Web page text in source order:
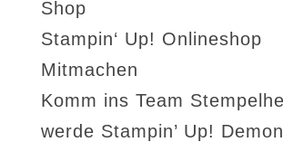
Shop
Stampin‘ Up! Onlineshop
Mitmachen
Komm ins Team
werde Stampin’ Up!